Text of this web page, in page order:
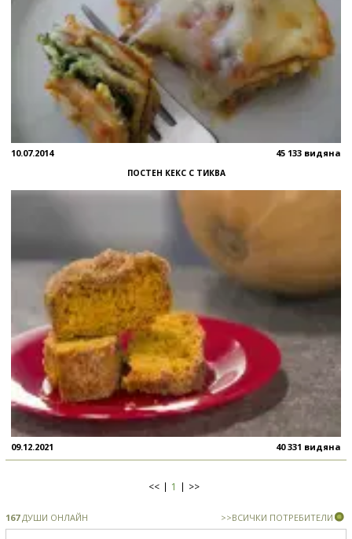
10.07.2014 45 133 видяна
ПОСТЕН КЕКС С ТИКВА
09.12.2021 40 331 видяна
<< 1 >>
167ДУШИ ОНЛАЙН >>ВСИЧКИ ПОТРЕБИТЕЛИ